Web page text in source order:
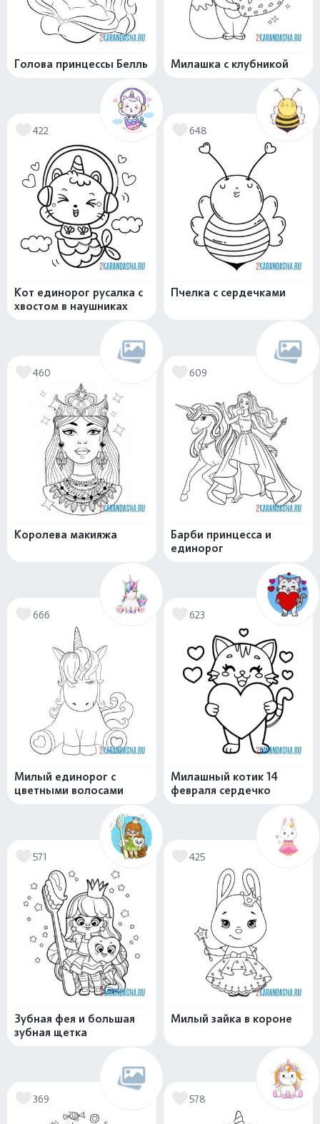
Голова принцессы Белль Милашка с клубникой
422
Кот единорог русалка с
хвостом в наушниках
648
Пчелка с сердечками
460
Королева макияжа
609
Барби принцесса и
единорог
666
Милый единорог с
цветными волосами
623
Милашный котик 14
февраля сердечко
571
Зубная фея и большая
зубная щетка
425
Милый зайка в короне
369 578